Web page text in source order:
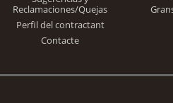
Reclamaciones/Quejas
Perfil del contractant
Contacte